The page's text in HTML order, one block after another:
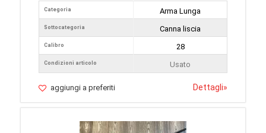
Categoria
Sottocategoria
Calibro
Condizioni articolo
Arma Lunga
Canna liscia
28
Usato
aggiungi a preferiti Dettagli»